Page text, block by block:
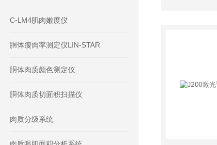
C-LM4肌肉嫩度仪
胴体瘦肉率测定仪LIN-STAR
胴体肉质颜色测定仪
胴体肉质切面积扫描仪
肉质分级系统